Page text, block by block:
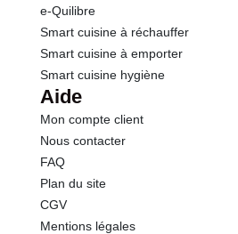
e-Quilibre
Smart cuisine à réchauffer
Smart cuisine à emporter
Smart cuisine hygiène
Aide
Mon compte client
Nous contacter
FAQ
Plan du site
CGV
Mentions légales